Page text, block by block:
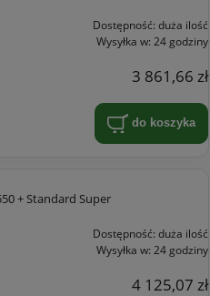
Dostępność: duża ilość
Wysyłka w: 24 godziny
3 861,66 zł
do koszyka
+ Standard Super
Dostępność: duża ilość
Wysyłka w: 24 godziny
4 125,07 zł